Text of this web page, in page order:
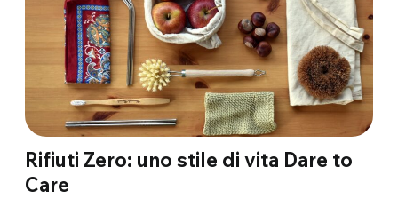
Rifiuti Zero: uno stile di vita Dare to
Care